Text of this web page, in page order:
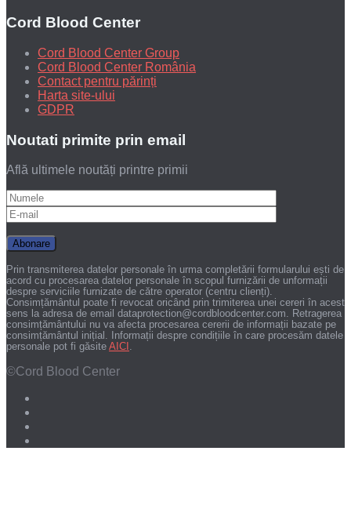
Cord Blood Center
Cord Blood Center Group
Cord Blood Center România
Contact pentru părinți
Harta site-ului
GDPR
Noutati primite prin email
Află ultimele noutăți printre primii
Prin transmiterea datelor personale în urma completării formularului ești de
acord cu procesarea datelor personale în scopul furnizării de unformații
despre serviciile furnizate de către operator (centru clienți).
Consimțământul poate fi revocat oricând prin trimiterea unei cereri în acest
sens la adresa de email dataprotection@cordbloodcenter.com. Retragerea
consimțământului nu va afecta procesarea cererii de informații bazate pe
consimțământul inițial. Informații despre condițiile în care procesăm datele
personale pot fi găsite AICI .
©Cord Blood Center